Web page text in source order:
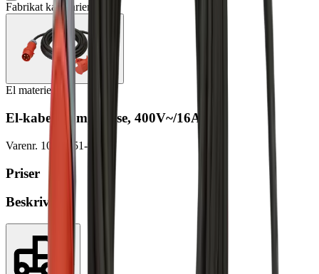
Fabrikat kan variere
El materiel
El-kabel, 25m, 3 fase, 400V~/16A
Varenr. 100-7051-9999
Priser
Beskrivelse